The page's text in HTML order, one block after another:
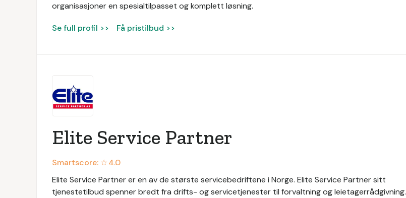
organisasjoner en spesialtilpasset og komplett løsning.
Se full profil >> Få pristilbud >>
Elite Service Partner
Smartscore: ☆4.0
Elite Service Partner er en av de største servicebedriftene i Norge. Elite Service Partner sitt
tjenestetilbud spenner bredt fra drifts- og servicetjenester til forvaltning og leietagerrådgivning.